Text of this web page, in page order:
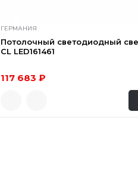
ГЕРМАНИЯ
Потолочный светодиодный
CL LED161461
117 683 ₽